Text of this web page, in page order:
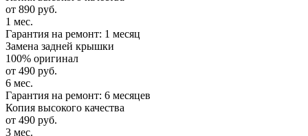
от 890 руб.
1 мес.
Гарантия на ремонт: 1 месяц
Замена задней крышки
100% оригинал
от 490 руб.
6 мес.
Гарантия на ремонт: 6 месяцев
Копия высокого качества
от 490 руб.
3 мес.